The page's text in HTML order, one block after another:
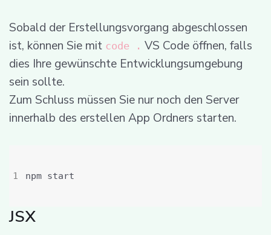
Sobald der Erstellungsvorgang abgeschlossen
ist, können Sie mit code . VS Code öffnen, falls
dies Ihre gewünschte Entwicklungsumgebung
sein sollte.
Zum Schluss müssen Sie nur noch den Server
innerhalb des erstellen App Ordners starten.
JSX